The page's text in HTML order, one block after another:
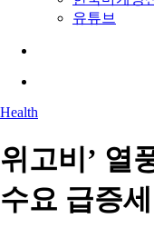
유튜브
Health
위고비’ 열
수요 급증세